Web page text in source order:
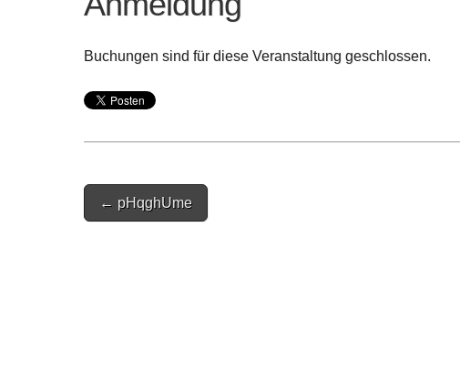
Buchungen sind für diese Veranstaltung geschlossen.
Post
navigation
← pHqghUme